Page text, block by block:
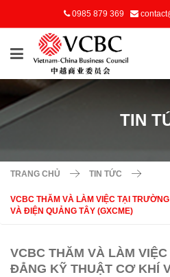
0985 879 369
TIN
TRANG CHỦ TIN TỨC
VCBC THĂM VÀ LÀM VIỆC TẠI
VÀ ĐIỆN QUẢNG TÂY (GXCME)
VCBC THĂM VÀ LÀM
ĐẲNG KỸ THUẬT CƠ KHÍ